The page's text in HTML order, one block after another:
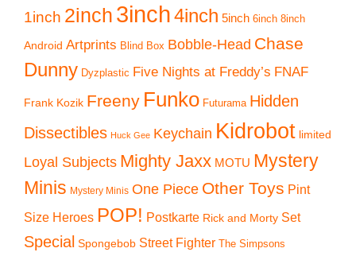
1inch 2inch 3inch4inch 5inch 6inch 8inch
Android Artprints Blind Box Bobble-Head Chase
Dunny Dyzplastic Five Nights at Freddy’s FNAF
Frank Kozik Freeny Funko Futurama Hidden
Dissectibles Huck Gee Keychain Kidrobot limited
Loyal Subjects Mighty Jaxx MOTU Mystery
Minis Mystery Minis One Piece Other Toys Pint
Size Heroes POP! Postkarte Rick and Morty Set
Special Spongebob Street Fighter The Simpsons